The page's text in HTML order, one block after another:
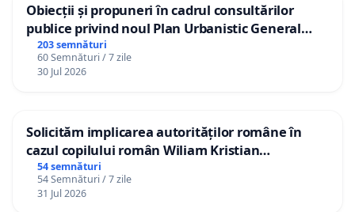
Obiecții și propuneri în cadrul consultărilor
publice privind noul Plan Urbanistic General
(PUG) Ialoveni
203 semnături
60 Semnături / 7 zile
30 Jul 2026
Solicităm implicarea autorităților române în
cazul copilului român Wiliam Kristian
Gheorghe, aflat în plasament în Danemarca de
12 ani
54 semnături
54 Semnături / 7 zile
31 Jul 2026